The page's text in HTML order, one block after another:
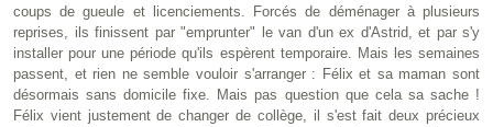
coups de gueule et licenciements. Forcés de déménager à plusieurs
reprises, ils finissent par "emprunter" le van d'un ex d'Astrid, et par s'y
installer pour une période qu'ils espèrent temporaire. Mais les semaines
passent, et rien ne semble vouloir s'arranger : Félix et sa maman sont
désormais sans domicile fixe. Mais pas question que cela sa sache !
Félix vient justement de changer de collège, il s'est fait deux précieux